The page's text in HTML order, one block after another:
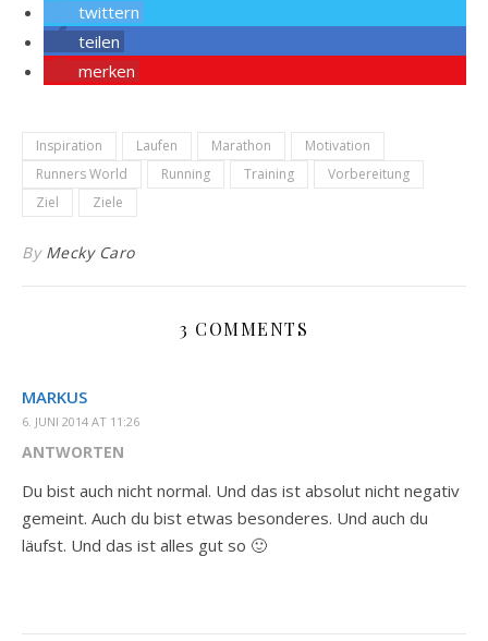
twittern
teilen
merken
Inspiration Laufen Marathon
Motivation
Runners World
Running Training
Vorbereitung
Ziel
Ziele
By Mecky Caro
3 COMMENTS
MARKUS
6. JUNI 2014 AT 11:26
ANTWORTEN
Du bist auch nicht normal. Und das ist absolut nicht negativ
gemeint. Auch du bist etwas besonderes. Und auch du
läufst. Und das ist alles gut so 🙂